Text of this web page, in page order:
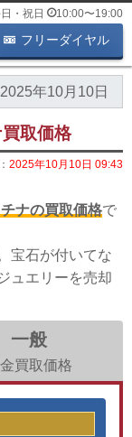
・祝日 10:00〜19:00
フリーダイヤル
2025年10月10日
取価格
2025年10月10日 09:43
ナの買取価格で
宝石が付いてな
ュエリーを売却
一般
買取価格